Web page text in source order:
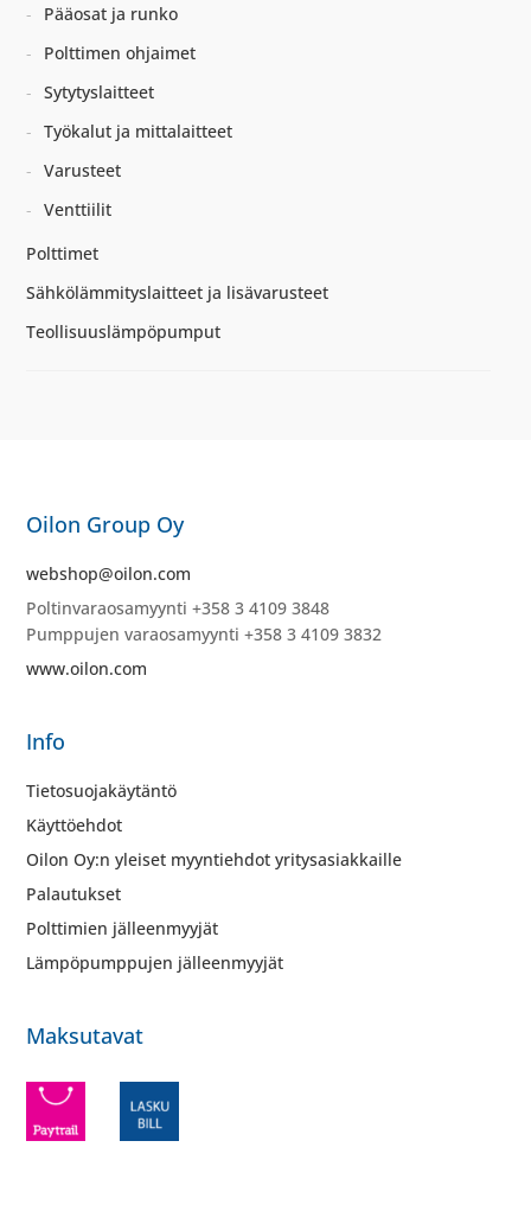
Pääosat ja runko
Polttimen ohjaimet
Sytytyslaitteet
Työkalut ja mittalaitteet
Varusteet
Venttiilit
Polttimet
Sähkölämmityslaitteet ja lisävarusteet
Teollisuuslämpöpumput
Oilon Group Oy
webshop@oilon.com
Poltinvaraosamyynti +358 3 4109 3848
Pumppujen varaosamyynti +358 3 4109 3832
www.oilon.com
Info
Tietosuojakäytäntö
Käyttöehdot
Oilon Oy:n yleiset myyntiehdot yritysasiakkaille
Palautukset
Polttimien jälleenmyyjät
Lämpöpumppujen jälleenmyyjät
Maksutavat